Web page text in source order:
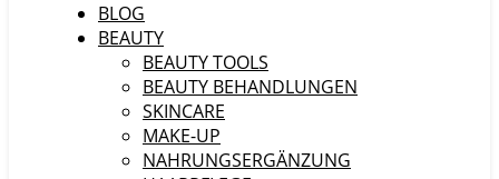
BLOG
BEAUTY
BEAUTY TOOLS
BEAUTY BEHANDLUNGEN
SKINCARE
MAKE-UP
NAHRUNGSERGÄNZUNG